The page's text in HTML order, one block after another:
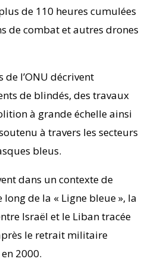
de 110 heures cumulées
de combat et autres drones
de l’ONU décrivent
de blindés, des travaux
à grande échelle ainsi
à travers les secteurs
bleus.
dans un contexte de
de la « Ligne bleue », la
Israël et le Liban tracée
le retrait militaire
2000.